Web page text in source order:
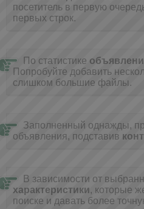
посетитель в первую
первых строк.
По статистике
Попробуйте добавить
слишком большие файлы.
Заполненный однажды,
объявления, подставив
В зависимости от
характеристики, которые
поиске и давать более